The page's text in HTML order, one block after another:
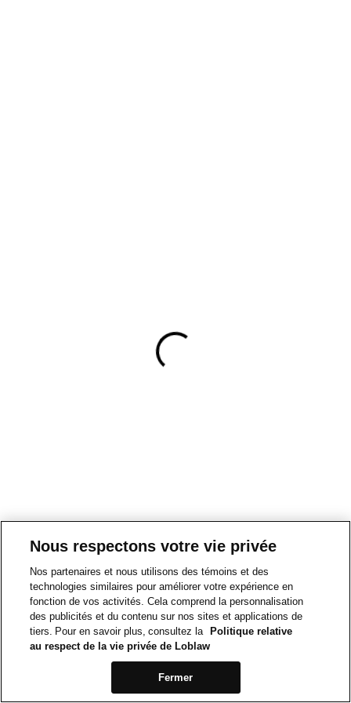
Nous respectons votre vie privée
Nos partenaires et nous utilisons des témoins et des
technologies similaires pour améliorer votre expérience en
fonction de vos activités. Cela comprend la personnalisation
des publicités et du contenu sur nos sites et applications de
tiers. Pour en savoir plus, consultez la
Politique relative
au respect de la vie privée de Loblaw
Fermer